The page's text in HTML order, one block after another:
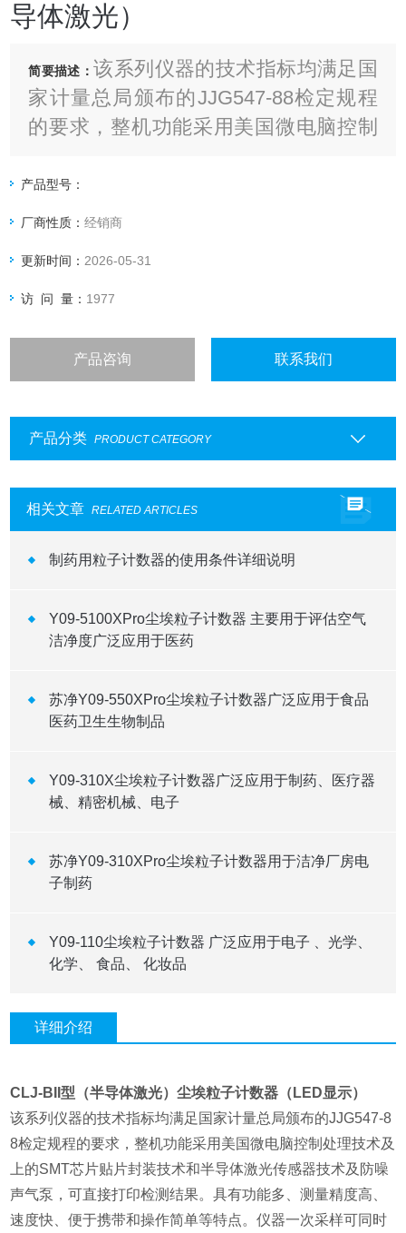
导体激光）
简要描述：该系列仪器的技术指标均满足国
家计量总局颁布的JJG547-88检定规程
的要求，整机功能采用美国微电脑控制
和半导体激光传感器技术及防噪声气
泵，可直接打印检测结果
产品型号：
厂商性质：经销商
更新时间： 2026-05-31
访 问 量： 1977
产品咨询 联系我们
产品分类 PRODUCT CATEGORY
相关文章 RELATED ARTICLES
制药用粒子计数器的使用条件详细说明
Y09-5100XPro尘埃粒子计数器 主要用于评估空气
洁净度广泛应用于医药
苏净Y09-550XPro尘埃粒子计数器广泛应用于食品
医药卫生生物制品
Y09-310X尘埃粒子计数器广泛应用于制药、医疗器
械、精密机械、电子
苏净Y09-310XPro尘埃粒子计数器用于洁净厂房电
子制药
Y09-110尘埃粒子计数器 广泛应用于电子 、光学、
化学、 食品、 化妆品
详细介绍
CLJ-BII型（半导体激光）尘埃粒子计数器（LED显示）
该系列仪器的技术指标均满足国家计量总局颁布的JJG547-8
8检定规程的要求，整机功能采用美国微电脑控制处理技术及
上的SMT芯片贴片封装技术和半导体激光传感器技术及防噪
声气泵，可直接打印检测结果。具有功能多、测量精度高、
速度快、便于携带和操作简单等特点。仪器一次采样可同时